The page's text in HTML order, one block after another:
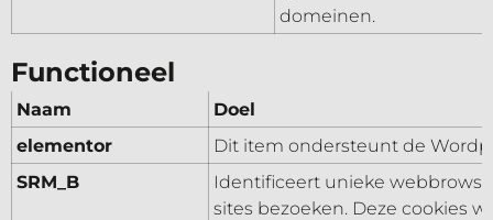
domeinen.
Functioneel
Naam
Doel
elementor
Dit item ondersteunt de
SRM_B
Identificeert unieke
sites bezoeken. Deze cookies